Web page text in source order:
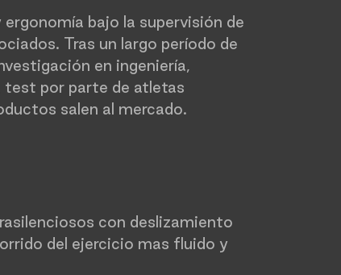
bajo la supervisión de
Tras un largo período de
en ingeniería,
por parte de atletas
salen al mercado.
con deslizamiento
del ejercicio mas fluido y